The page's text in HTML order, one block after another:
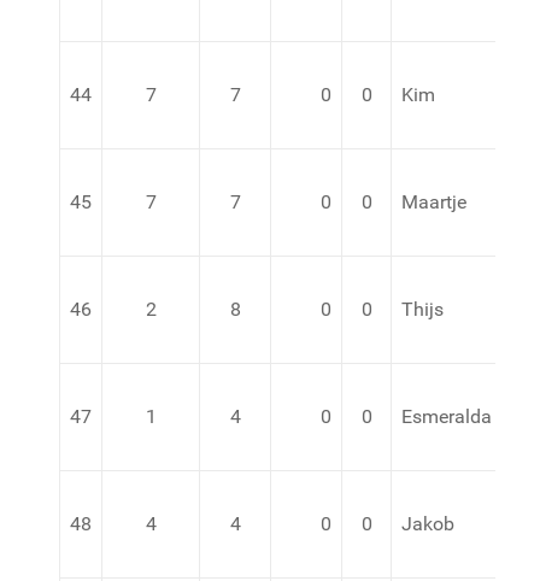
44 7 7 0 0 Kim
45 7 7 0 0 Maartje
46 2 8 0 0 Thijs
47 1 4 0 0 Esmeralda
48 4 4 0 0 Jakob